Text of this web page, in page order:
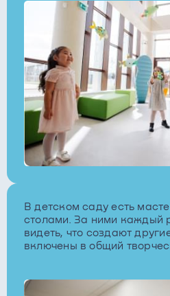
В детском саду есть
столами. За ними каждый
видеть, что создают
включены в общий